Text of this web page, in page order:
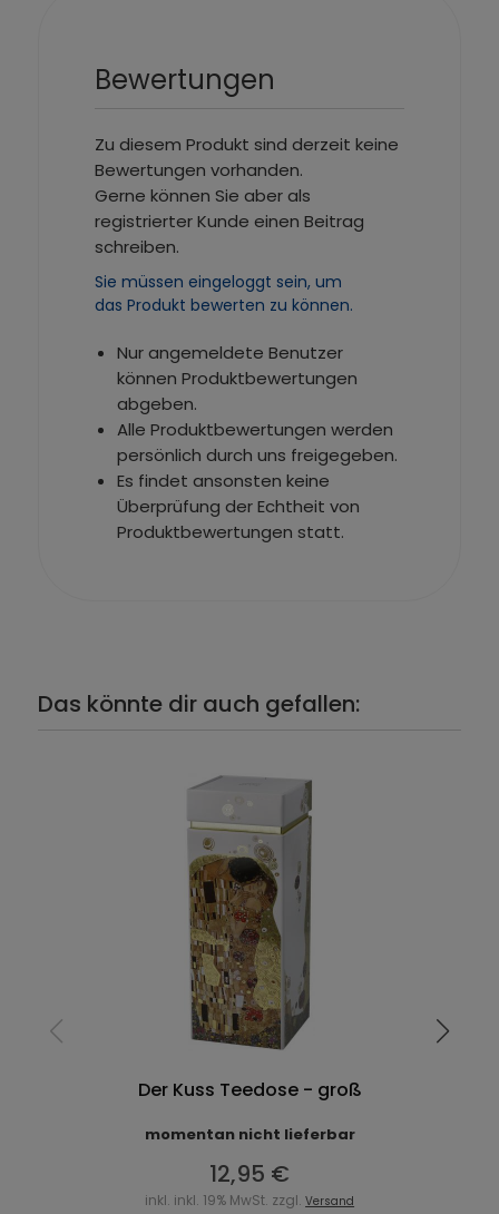
Bewertungen
Zu diesem Produkt sind derzeit keine
Bewertungen vorhanden.
Gerne können Sie aber als
registrierter Kunde einen Beitrag
schreiben.
Sie müssen eingeloggt sein, um
das Produkt bewerten zu können.
Nur angemeldete Benutzer
können Produktbewertungen
abgeben.
Alle Produktbewertungen werden
persönlich durch uns freigegeben.
Es findet ansonsten keine
Überprüfung der Echtheit von
Produktbewertungen statt.
Das könnte dir auch gefallen:
Der Kuss Teedose - groß
momentan nicht lieferbar
12,95 €
inkl. inkl. 19% MwSt. zzgl.Versand